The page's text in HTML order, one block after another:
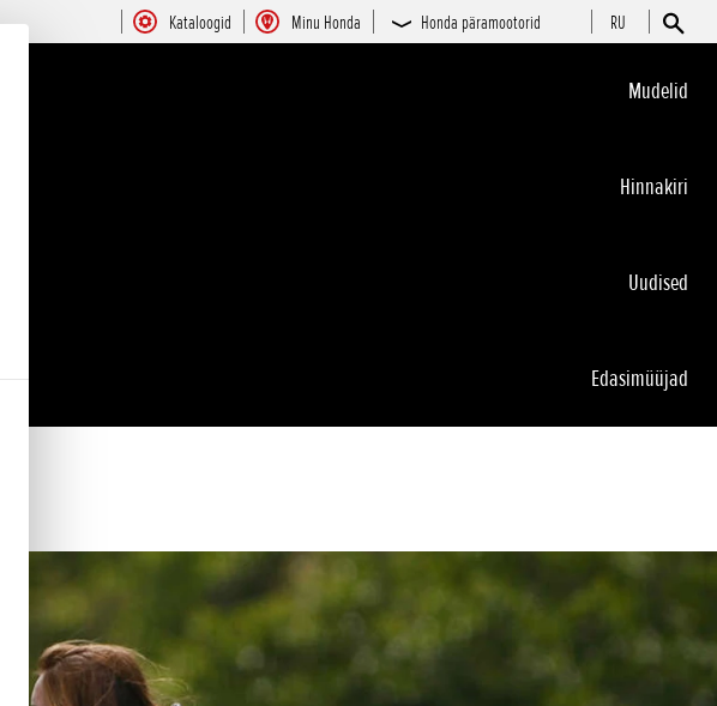
Kataloogid Minu Honda Honda päramootorid RU
Mudelid
Hinnakiri
Uudised
Edasimüüjad